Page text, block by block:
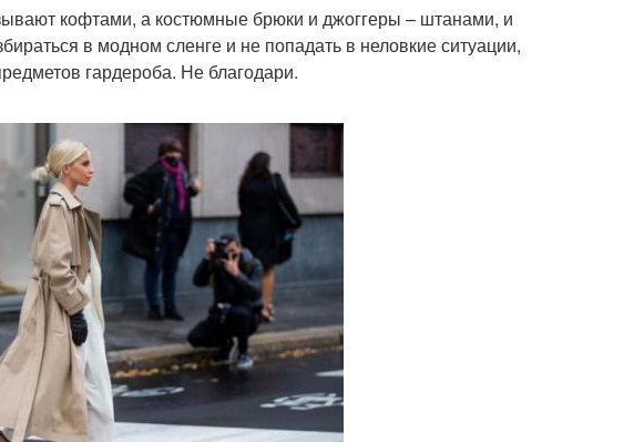
кофтами, а костюмные брюки и джоггеры – штанами, и
в модном сленге и не попадать в неловкие ситуации,
гардероба. Не благодари.